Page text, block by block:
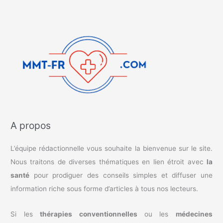
A propos
L’équipe rédactionnelle vous souhaite la bienvenue sur le site.
Nous traitons de diverses thématiques en lien étroit avec la
santé pour prodiguer des conseils simples et diffuser une
information riche sous forme d’articles à tous nos lecteurs.
Si lesthérapies conventionnelles ou les médecines